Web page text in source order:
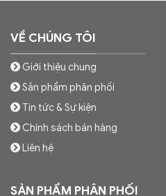
VỀ CHÚNG TÔI
Giới thiệu chung
Sản phẩm phân phối
Tin tức & Sự kiện
Chính sách bán hàng
Liên hệ
SẢN PHẨM PHÂN PHỐI